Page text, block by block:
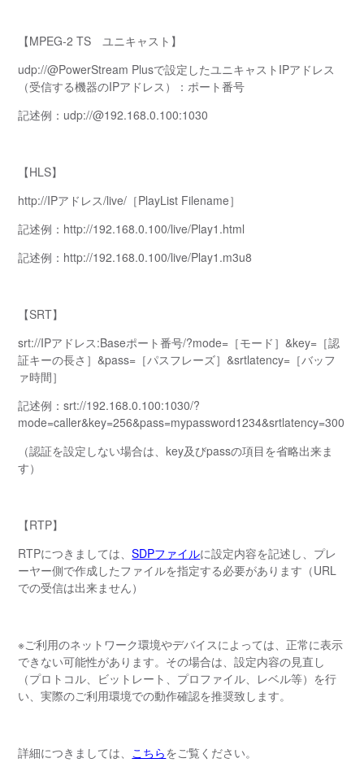
【MPEG-2 TS ユニキャスト】
udp://@PowerStream Plusで設定したユニキャストIPアドレス
（受信する機器のIPアドレス）：ポート番号
記述例：udp://@192.168.0.100:1030
【HLS】
http://IPアドレス/live/［PlayList Filename］
記述例：http://192.168.0.100/live/Play1.html
記述例：http://192.168.0.100/live/Play1.m3u8
【SRT】
srt://IPアドレス:Baseポート番号/?mode=［モード］&key=［認
証キーの長さ］&pass=［パスフレーズ］&srtlatency=［バッフ
ァ時間］
記述例：srt://192.168.0.100:1030/?
mode=caller&key=256&pass=mypassword1234&srtlatency=300
（認証を設定しない場合は、key及びpassの項目を省略出来ま
す）
【RTP】
RTPにつきましては、SDPファイルに設定内容を記述し、プレ
ーヤー側で作成したファイルを指定する必要があります（URL
での受信は出来ません）
※ご利用のネットワーク環境やデバイスによっては、正常に表示
できない可能性があります。その場合は、設定内容の見直し
（プロトコル、ビットレート、プロファイル、レベル等）を行
い、実際のご利用環境での動作確認を推奨致します。
詳細につきましては、 こちらをご覧ください。